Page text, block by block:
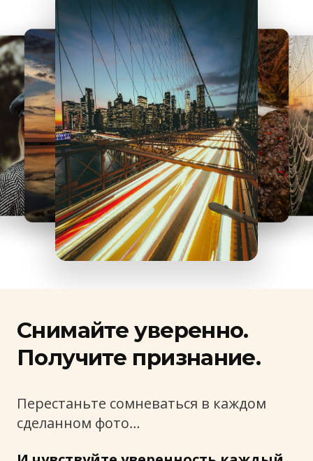
Снимайте уверенно.
Получите признание.
Перестаньте сомневаться в каждом
сделанном фото…